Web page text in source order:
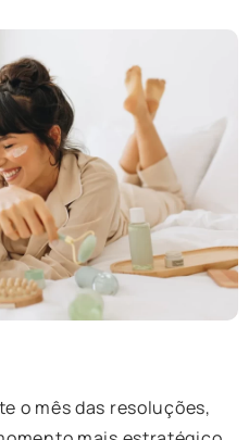
o mês das resoluções,